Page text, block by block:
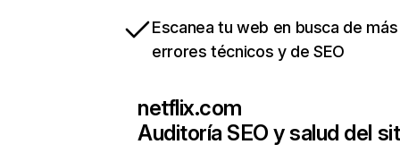
Escanea tu web en busca de
errores técnicos y de SEO
netflix.com
Auditoría SEO y salud del